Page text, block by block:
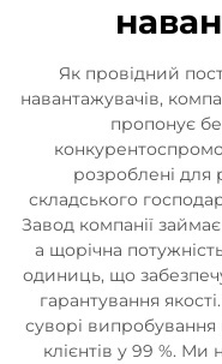
Як провідний
навантажувачів,
пропонує
розроблені для
складського
Завод компанії
а щорічна
одиниць, що
гарантування
суворі випробування
клієнтів у 99 %. Ми